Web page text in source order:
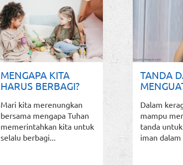
MENGAPA KITA
HARUS BERBAGI?
Mari kita merenungkan
bersama mengapa Tuhan
memerintahkan kita untuk
selalu berbagi...
TANDA
Dalam
mampu
tanda
iman